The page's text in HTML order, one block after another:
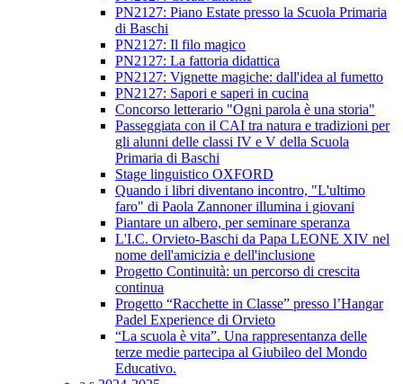
PN2127: Piano Estate presso la Scuola Primaria
di Baschi
PN2127: Il filo magico
PN2127: La fattoria didattica
PN2127: Vignette magiche: dall'idea al fumetto
PN2127: Sapori e saperi in cucina
Concorso letterario "Ogni parola è una storia"
Passeggiata con il CAI tra natura e tradizioni per
gli alunni delle classi IV e V della Scuola
Primaria di Baschi
Stage linguistico OXFORD
Quando i libri diventano incontro, "L'ultimo
faro" di Paola Zannoner illumina i giovani
Piantare un albero, per seminare speranza
L'I.C. Orvieto-Baschi da Papa LEONE XIV nel
nome dell'amicizia e dell'inclusione
Progetto Continuità: un percorso di crescita
continua
Progetto “Racchette in Classe” presso l’Hangar
Padel Experience di Orvieto
“La scuola è vita”. Una rappresentanza delle
terze medie partecipa al Giubileo del Mondo
Educativo.